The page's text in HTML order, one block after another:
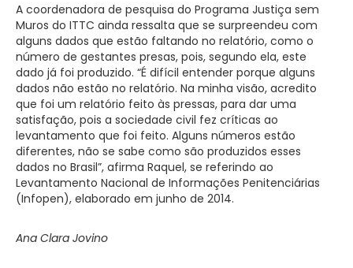
A coordenadora de pesquisa do Programa Justiça sem
Muros do ITTC ainda ressalta que se surpreendeu com
alguns dados que estão faltando no relatório, como o
número de gestantes presas, pois, segundo ela, este
dado já foi produzido. “É difícil entender porque alguns
dados não estão no relatório. Na minha visão, acredito
que foi um relatório feito às pressas, para dar uma
satisfação, pois a sociedade civil fez críticas ao
levantamento que foi feito. Alguns números estão
diferentes, não se sabe como são produzidos esses
dados no Brasil”, afirma Raquel, se referindo ao
Levantamento Nacional de Informações Penitenciárias
(Infopen), elaborado em junho de 2014.
Ana Clara Jovino